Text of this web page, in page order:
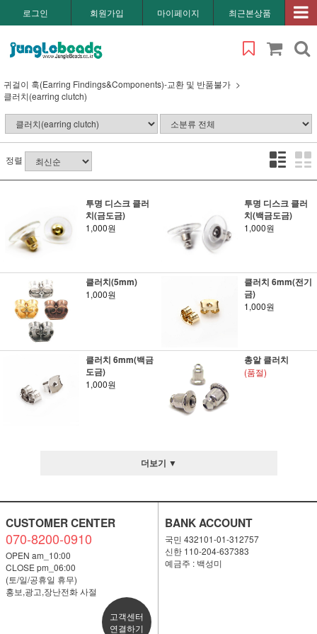
로그인 회원가입 마이페이지 최근본상품
귀걸이 훅(Earring Findings&Components)-교환 및 반품불가
클러치(earring clutch)
정렬
투명 디스크 클러
치(금도금)
1,000원
투명 디스크 클러
치(백금도금)
1,000원
클러치(5mm)
1,000원
클러치 6mm(전기
금)
1,000원
클러치 6mm(백금
도금)
1,000원
총알 클러치
(품절)
더보기 ▼
CUSTOMER CENTER
070-8200-0910
OPEN am_10:00
CLOSE pm_06:00
(토/일/공휴일 휴무)
홍보,광고,장난전화 사절
고객센터
연결하기
BANK ACCOUNT
국민 432101-01-312757
신한 110-204-637383
예금주 : 백성미